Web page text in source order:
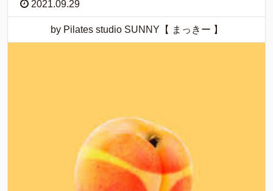
2021.09.29
by Pilates studio SUNNY【 まっきー 】